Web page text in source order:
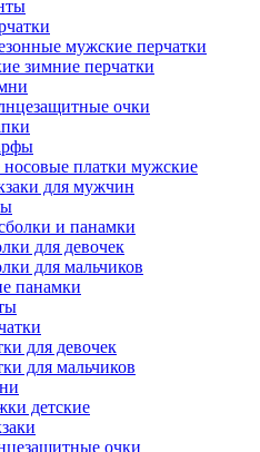
мужские перчатки
зимние перчатки
очки
платки мужские
для мужчин
и панамки
для девочек
для мальчиков
панамки
для девочек
для мальчиков
детские
очки